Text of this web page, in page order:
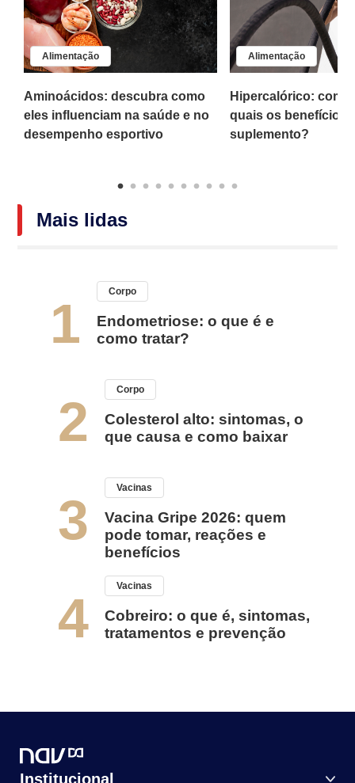
Alimentação
Aminoácidos: descubra como
eles influenciam na saúde e no
desempenho esportivo
Alimentação
Hipercalórico:
quais os benefícios
suplemento?
Mais lidas
1
Corpo
Endometriose: o que é e
como tratar?
2
Corpo
Colesterol alto: sintomas, o
que causa e como baixar
3
Vacinas
Vacina Gripe 2026: quem
pode tomar, reações e
benefícios
4
Vacinas
Cobreiro: o que é, sintomas,
tratamentos e prevenção
Institucional